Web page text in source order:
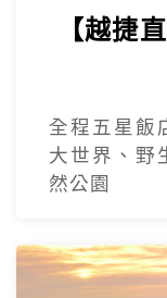
【越捷
全程五星飯
大世界、野
然公園